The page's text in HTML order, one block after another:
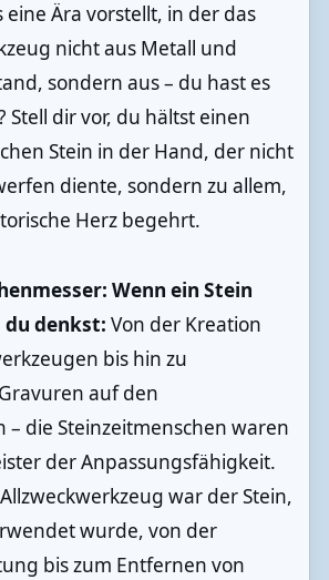
eine Ära vorstellt, in der das
nicht aus Metall und
sondern aus – du hast es
Stell dir vor, du hältst einen
Stein in der Hand, der nicht
diente, sondern zu allem,
Herz begehrt.
Wenn ein Stein
du denkst: Von der Kreation
bis hin zu
auf den
– die Steinzeitmenschen waren
der Anpassungsfähigkeit.
war der Stein,
wurde, von der
bis zum Entfernen von